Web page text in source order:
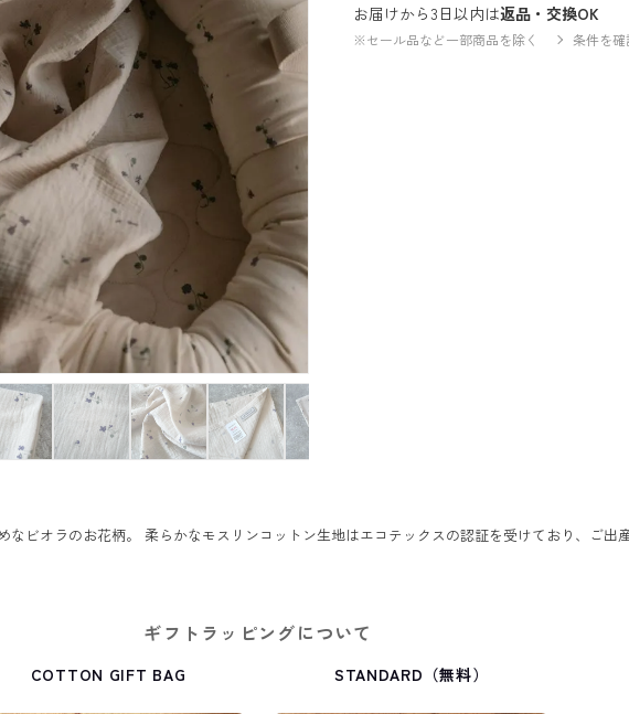
お届けから3日以内は返品・交換OK
※セール品など一部商品を除く 条件を確
なビオラのお花柄。 柔らかなモスリンコットン生地はエコテックスの認証を受けており、ご出
ギフトラッピングについて
COTTON GIFT BAG STANDARD（無料）